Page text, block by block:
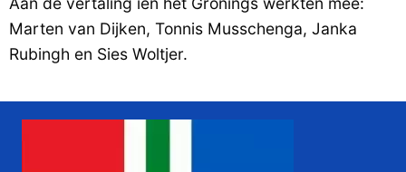
Marten van Dijken, Tonnis Musschenga, Janka
Rubingh en Sies Woltjer.